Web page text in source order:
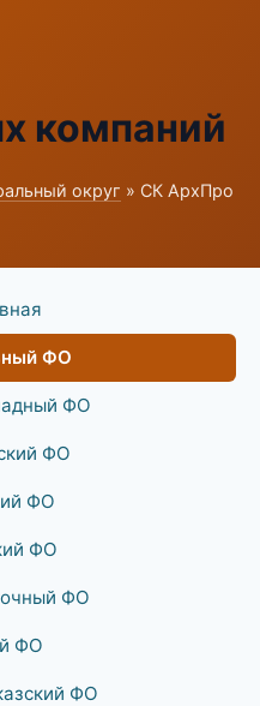
компаний
округ » СК АрхПро
ФО
ФО
ФО
ФО
ФО
ФО
ФО
ФО